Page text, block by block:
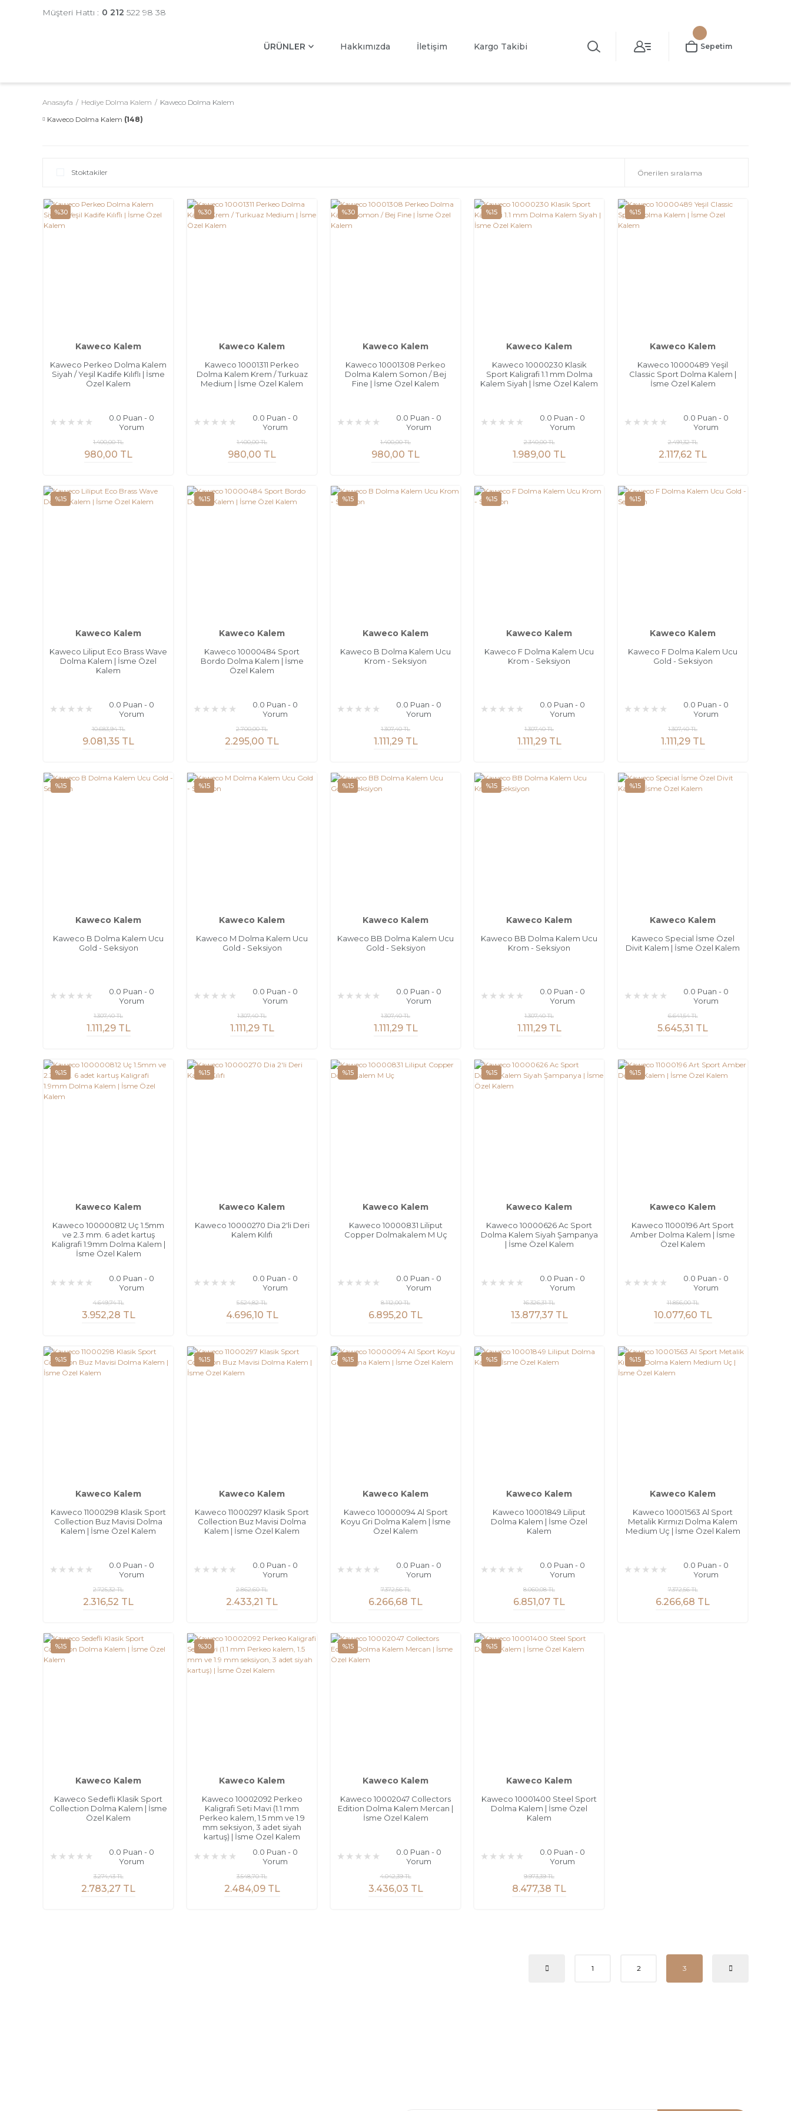
Müşteri Hattı : 0 212 522 98 38
ÜRÜNLER Hakkımızda İletişim Kargo Takibi Sepetim
Anasayfa Hediye Dolma Kalem
Kaweco Dolma Kalem
Kaweco Dolma Kalem (148)
Stoktakiler
%30
Kaweco Kalem
Kaweco Perkeo Dolma Kalem
Siyah / Yeşil Kadife Kılıflı | İsme
Özel Kalem
0.0 Puan - 0
Yorum
980,00 TL
1.400,00 TL
%30
Kaweco Kalem
Kaweco 10001311 Perkeo
Dolma Kalem Krem / Turkuaz
Medium | İsme Özel Kalem
0.0 Puan - 0
Yorum
980,00 TL
1.400,00 TL
%30
Kaweco Kalem
Kaweco 10001308 Perkeo
Dolma Kalem Somon / Bej
Fine | İsme Özel Kalem
0.0 Puan - 0
Yorum
980,00 TL
1.400,00 TL
%15
Kaweco Kalem
Kaweco 10000230 Klasik
Sport Kaligrafi 1.1 mm Dolma
Kalem Siyah | İsme Özel Kalem
0.0 Puan - 0
Yorum
1.989,00 TL
2.340,00 TL
%15
Kaweco Kalem
Kaweco 10000489 Yeşil
Classic Sport Dolma Kalem |
İsme Özel Kalem
0.0 Puan - 0
Yorum
2.117,62 TL
2.491,32 TL
%15
Kaweco Kalem
Kaweco Liliput Eco Brass Wave
Dolma Kalem | İsme Özel
Kalem
0.0 Puan - 0
Yorum
9.081,35 TL
10.683,94 TL
%15
Kaweco Kalem
Kaweco 10000484 Sport
Bordo Dolma Kalem | İsme
Özel Kalem
0.0 Puan - 0
Yorum
2.295,00 TL
2.700,00 TL
%15
Kaweco Kalem
Kaweco B Dolma Kalem Ucu
Krom - Seksiyon
0.0 Puan - 0
Yorum
1.111,29 TL
1.307,40 TL
%15
Kaweco Kalem
Kaweco F Dolma Kalem Ucu
Krom - Seksiyon
0.0 Puan - 0
Yorum
1.111,29 TL
1.307,40 TL
%15
Kaweco Kalem
Kaweco F Dolma Kalem Ucu
Gold - Seksiyon
0.0 Puan - 0
Yorum
1.111,29 TL
1.307,40 TL
%15
Kaweco Kalem
Kaweco B Dolma Kalem Ucu
Gold - Seksiyon
0.0 Puan - 0
Yorum
1.111,29 TL
1.307,40 TL
%15
Kaweco Kalem
Kaweco M Dolma Kalem Ucu
Gold - Seksiyon
0.0 Puan - 0
Yorum
1.111,29 TL
1.307,40 TL
%15
Kaweco Kalem
Kaweco BB Dolma Kalem Ucu
Gold - Seksiyon
0.0 Puan - 0
Yorum
1.111,29 TL
1.307,40 TL
%15
Kaweco Kalem
Kaweco BB Dolma Kalem Ucu
Krom - Seksiyon
0.0 Puan - 0
Yorum
1.111,29 TL
1.307,40 TL
%15
Kaweco Kalem
Kaweco Special İsme Özel
Divit Kalem | İsme Özel Kalem
0.0 Puan - 0
Yorum
5.645,31 TL
6.641,54 TL
%15
Kaweco Kalem
Kaweco 100000812 Uç 1.5mm
ve 2.3 mm. 6 adet kartuş
Kaligrafi 1.9mm Dolma Kalem |
İsme Özel Kalem
0.0 Puan - 0
Yorum
3.952,28 TL
4.649,74 TL
%15
Kaweco Kalem
Kaweco 10000270 Dia 2'li Deri
Kalem Kılıfı
0.0 Puan - 0
Yorum
4.696,10 TL
5.524,82 TL
%15
Kaweco Kalem
Kaweco 10000831 Liliput
Copper Dolmakalem M Uç
0.0 Puan - 0
Yorum
6.895,20 TL
8.112,00 TL
%15
Kaweco Kalem
Kaweco 10000626 Ac Sport
Dolma Kalem Siyah Şampanya
| İsme Özel Kalem
0.0 Puan - 0
Yorum
13.877,37 TL
16.326,31 TL
%15
Kaweco Kalem
Kaweco 11000196 Art Sport
Amber Dolma Kalem | İsme
Özel Kalem
0.0 Puan - 0
Yorum
10.077,60 TL
11.856,00 TL
%15
Kaweco Kalem
Kaweco 11000298 Klasik Sport
Collection Buz Mavisi Dolma
Kalem | İsme Özel Kalem
0.0 Puan - 0
Yorum
2.316,52 TL
2.725,32 TL
%15
Kaweco Kalem
Kaweco 11000297 Klasik Sport
Collection Buz Mavisi Dolma
Kalem | İsme Özel Kalem
0.0 Puan - 0
Yorum
2.433,21 TL
2.862,60 TL
%15
Kaweco Kalem
Kaweco 10000094 Al Sport
Koyu Gri Dolma Kalem | İsme
Özel Kalem
0.0 Puan - 0
Yorum
6.266,68 TL
7.372,56 TL
%15
Kaweco Kalem
Kaweco 10001849 Liliput
Dolma Kalem | İsme Özel
Kalem
0.0 Puan - 0
Yorum
6.851,07 TL
8.060,08 TL
%15
Kaweco Kalem
Kaweco 10001563 Al Sport
Metalik Kırmızı Dolma Kalem
Medium Uç | İsme Özel Kalem
0.0 Puan - 0
Yorum
6.266,68 TL
7.372,56 TL
%15
Kaweco Kalem
Kaweco Sedefli Klasik Sport
Collection Dolma Kalem | İsme
Özel Kalem
0.0 Puan - 0
Yorum
2.783,27 TL
3.274,43 TL
%30
Kaweco Kalem
Kaweco 10002092 Perkeo
Kaligrafi Seti Mavi (1.1 mm
Perkeo kalem, 1.5 mm ve 1.9
mm seksiyon, 3 adet siyah
kartuş) | İsme Özel Kalem
0.0 Puan - 0
Yorum
2.484,09 TL
3.548,70 TL
%15
Kaweco Kalem
Kaweco 10002047 Collectors
Edition Dolma Kalem Mercan |
İsme Özel Kalem
0.0 Puan - 0
Yorum
3.436,03 TL
4.042,39 TL
%15
Kaweco Kalem
Kaweco 10001400 Steel Sport
Dolma Kalem | İsme Özel
Kalem
0.0 Puan - 0
Yorum
8.477,38 TL
9.973,39 TL
1 2 3